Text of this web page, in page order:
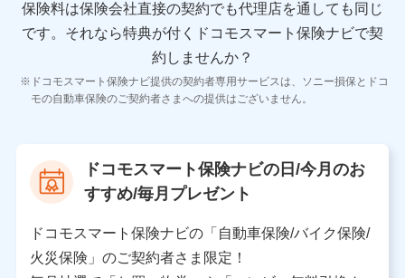
報、建物の構造や築年数などの情報、ペットの種類や年
齢などの情報などが含まれます。
【共同して利用する者の範囲】
当社
当社又は株式会社NTTドコモが提供する保険関連サービ
スにおけるユーザ登録受付および管理のため
を受けている保険会社・提携会社の保険その他に関する
情報を提供するため、また維持管理等の委託業務遂行の
ため、またそれらに付帯、関連する当社、株式会社NTT
保険料は保険会社直接の契約でも代理店を通しても同じ
です。 それなら特典が付くドコモスマート保険ナビで契
約しませんか？
ドコモスマート保険ナビ提供の契約者専用サービスは、ソニー損保とドコ
モの自動車保険のご契約者さまへの提供はございません。
ドコモスマート保険ナビの日/今月のお
すすめ/毎月プレゼント
ドコモスマート保険ナビの「自動車保険/バイク保険/
火災保険」のご契約者さま限定！